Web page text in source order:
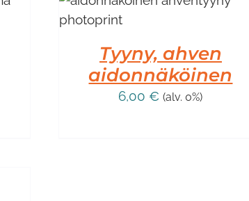
/
Tyyny, ahven
aidonnäköinen
6,00€ (alv. 0%)